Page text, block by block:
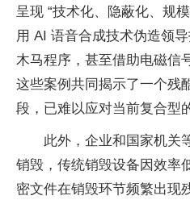
呈现 “技术化、隐蔽化、规
用 AI 语音合成技术伪造领
木马程序，甚至借助电磁信
这些案例共同揭示了一个残
段，已难以应对当前复合型
此外，企业和国家机关
销毁，传统销毁设备因效率
密文件在销毁环节频繁出现